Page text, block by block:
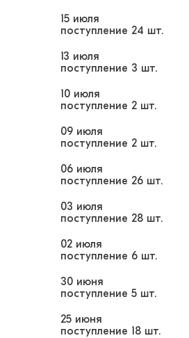
15 июля
поступление 24 шт.
13 июля
поступление 3 шт.
10 июля
поступление 2 шт.
09 июля
поступление 2 шт.
06 июля
поступление 26 шт.
03 июля
поступление 28 шт.
02 июля
поступление 6 шт.
30 июня
поступление 5 шт.
25 июня
поступление 18 шт.